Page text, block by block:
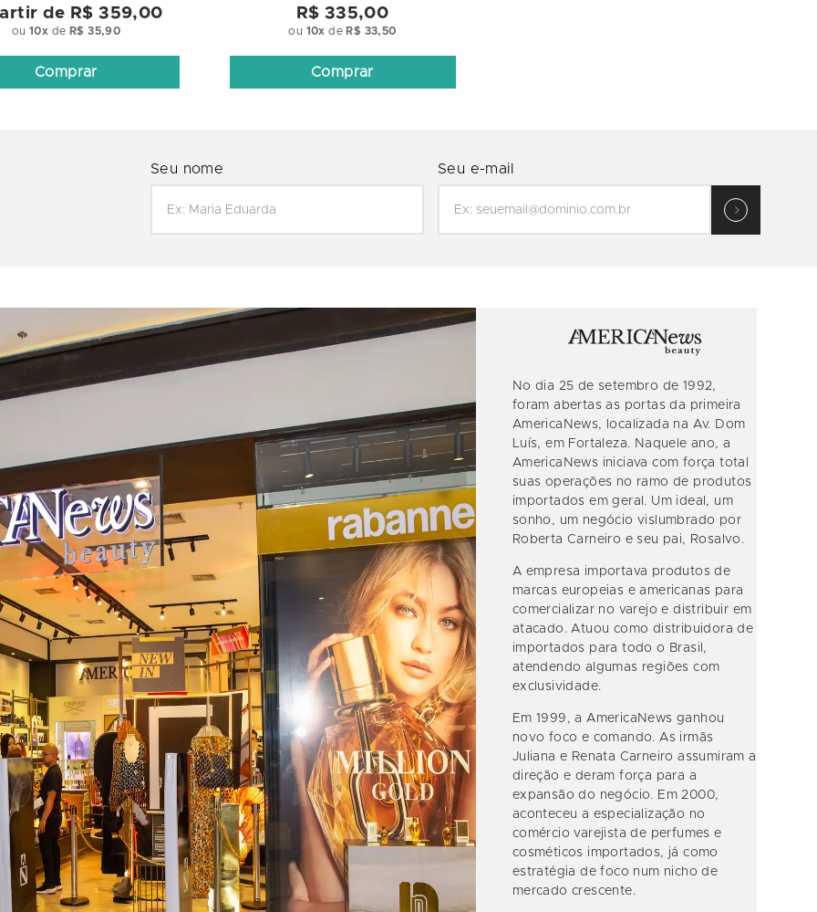
de R$ 359,00
ou10x de R$ 35,90
Comprar
R$ 335,00
ou 10x de R$ 33,50
Comprar
Seu nome Seu e-mail
No dia 25 de setembro de 1992,
foram abertas as portas da primeira
AmericaNews, localizada na Av. Dom
Luís, em Fortaleza. Naquele ano, a
AmericaNews iniciava com força total
suas operações no ramo de produtos
importados em geral. Um ideal, um
sonho, um negócio vislumbrado por
Roberta Carneiro e seu pai, Rosalvo.
A empresa importava produtos de
marcas europeias e americanas para
comercializar no varejo e distribuir em
atacado. Atuou como distribuidora de
importados para todo o Brasil,
atendendo algumas regiões com
exclusividade.
Em 1999, a AmericaNews ganhou
novo foco e comando. As irmãs
Juliana e Renata Carneiro assumiram a
direção e deram força para a
expansão do negócio. Em 2000,
aconteceu a especialização no
comércio varejista de perfumes e
cosméticos importados, já como
estratégia de foco num nicho de
mercado crescente.